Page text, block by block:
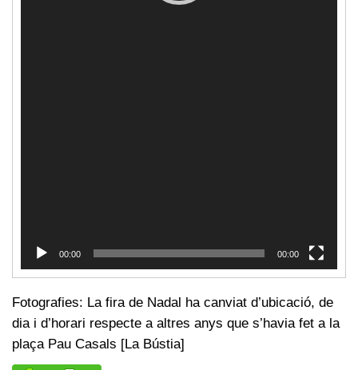
00:00 00:00
Fotografies: La fira de Nadal ha canviat d’ubicació, de
dia i d’horari respecte a altres anys que s’havia fet a la
plaça Pau Casals [La Bústia]